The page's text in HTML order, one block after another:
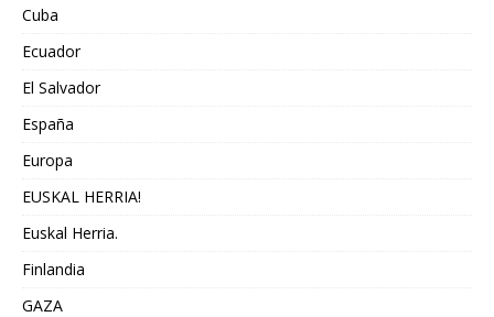
Cuba
Ecuador
El Salvador
España
Europa
EUSKAL HERRIA!
Euskal Herria.
Finlandia
GAZA